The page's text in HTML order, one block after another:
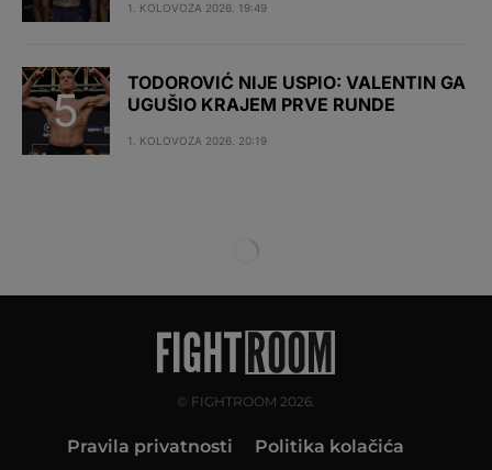
1. KOLOVOZA 2026. 19:49
TODOROVIĆ NIJE USPIO: VALENTIN GA
UGUŠIO KRAJEM PRVE RUNDE
1. KOLOVOZA 2026. 20:19
© FIGHTROOM 2026.
Pravila privatnosti Politika kolačića